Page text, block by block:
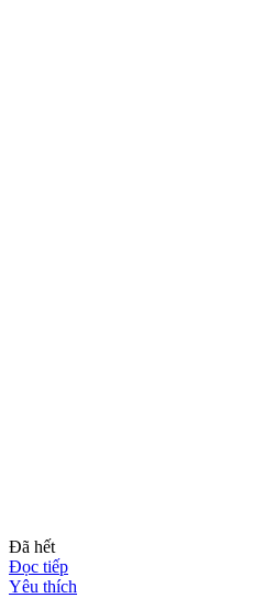
Đã hết
Đọc tiếp
Yêu thích